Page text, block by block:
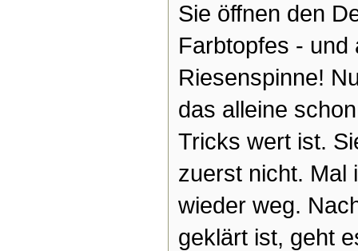
Sie öffnen den
Farbtopfes - und
Riesenspinne!
das alleine
Tricks wert ist.
zuerst nicht. Mal
wieder weg.
geklärt ist, geht